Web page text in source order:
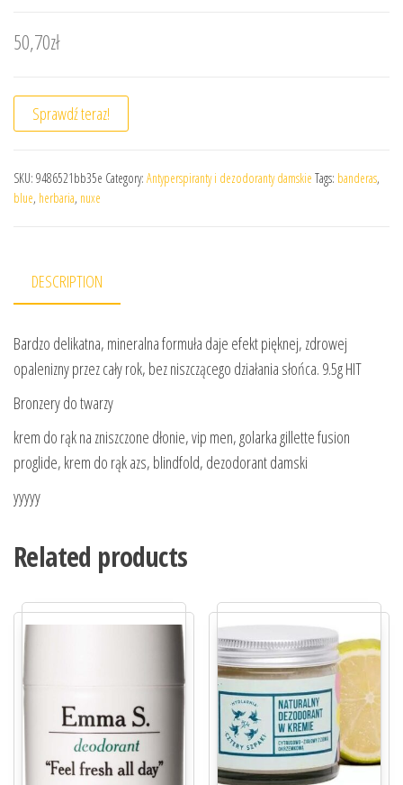
50,70zł
Sprawdź teraz!
SKU: 9486521bb35e Category: Antyperspiranty i dezodoranty damskie Tags: banderas,
blue, herbaria, nuxe
DESCRIPTION
Bardzo delikatna, mineralna formuła daje efekt pięknej, zdrowej
opalenizny przez cały rok, bez niszczącego działania słońca. 9.5g HIT
Bronzery do twarzy
krem do rąk na zniszczone dłonie, vip men, golarka gillette fusion
proglide, krem do rąk azs, blindfold, dezodorant damski
yyyyy
Related products